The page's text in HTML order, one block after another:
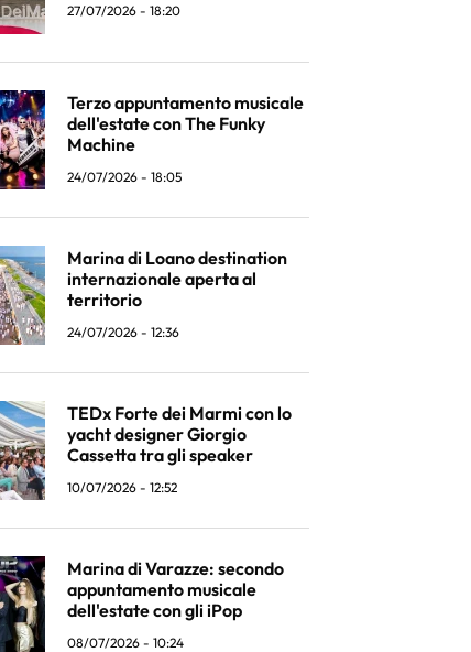
27/07/2026 - 18:20
Terzo appuntamento musicale
dell'estate con The Funky
Machine
24/07/2026 - 18:05
Marina di Loano destination
internazionale aperta al
territorio
24/07/2026 - 12:36
TEDx Forte dei Marmi con lo
yacht designer Giorgio
Cassetta tra gli speaker
10/07/2026 - 12:52
Marina di Varazze: secondo
appuntamento musicale
dell'estate con gli iPop
08/07/2026 - 10:24